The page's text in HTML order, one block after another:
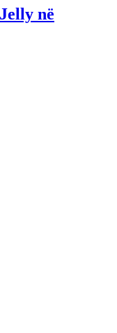
në